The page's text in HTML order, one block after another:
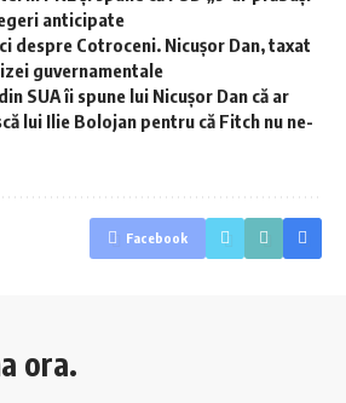
anticipate
despre Cotroceni. Nicușor Dan, taxat
guvernamentale
SUA îi spune lui Nicușor Dan că ar
lui Ilie Bolojan pentru că Fitch nu ne-
Facebook
ora.